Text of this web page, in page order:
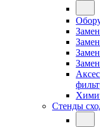
Стенды